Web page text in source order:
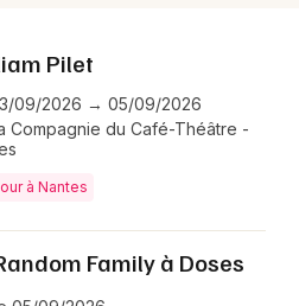
Pilet
09/2026 → 05/09/2026
Compagnie du Café-Théâtre -
à Nantes
Family à Doses